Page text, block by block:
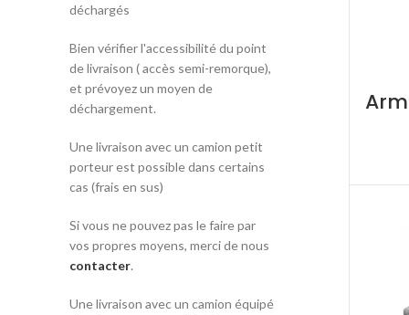
déchargés
Bien vérifier l'accessibilité du point
de livraison ( accès semi-remorque),
et prévoyez un moyen de
déchargement.
Une livraison avec un camion petit
porteur est possible dans certains
cas (frais en sus)
Si vous ne pouvez pas le faire par
vos propres moyens, merci de nous
contacter.
Une livraison avec un camion équipé